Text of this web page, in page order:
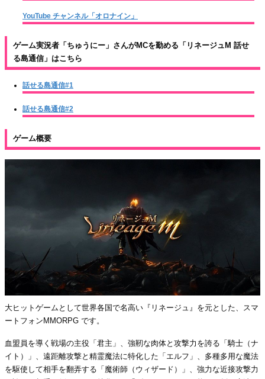
YouTube チャンネル「オロナイン」
ゲーム実況者「ちゅうにー」さんがMCを勤める「リネージュM 話せ
る島通信」はこちら
話せる島通信#1
話せる島通信#2
ゲーム概要
大ヒットゲームとして世界各国で名高い『リネージュ』を元とした、スマ
ートフォンMMORPG です。
血盟員を導く戦場の主役「君主」、強靭な肉体と攻撃力を誇る「騎士（ナ
イト）」、遠距離攻撃と精霊魔法に特化した「エルフ」、多種多用な魔法
を駆使して相手を翻弄する「魔術師（ウィザード）」、強力な近接攻撃力